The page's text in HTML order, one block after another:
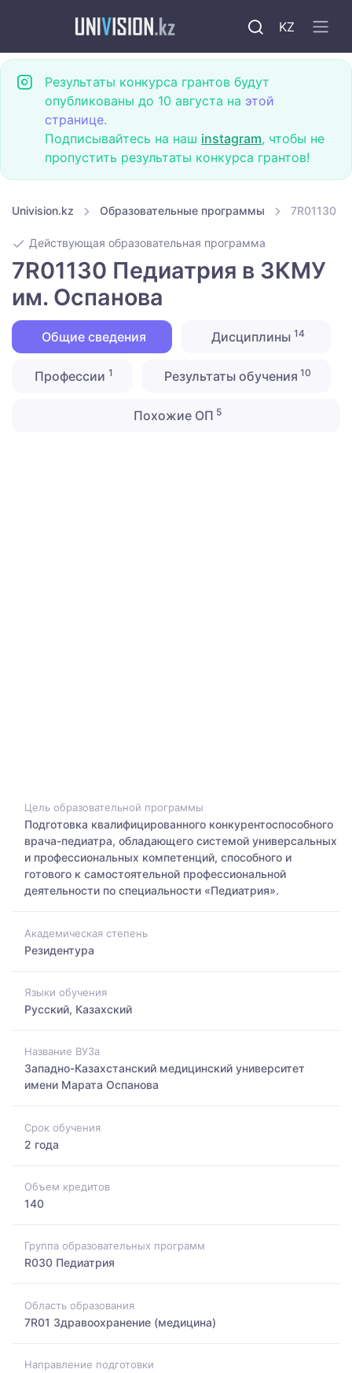
KZ
Результаты конкурса грантов будут
опубликованы до 10 августа на этой
странице.
Подписывайтесь на наш instagram, чтобы не
пропустить результаты конкурса грантов!
Univision.kz Образовательные программы 7R01130
Действующая образовательная программа
7R01130 Педиатрия в ЗКМУ
им. Оспанова
Общие сведения Дисциплины 14
Профессии 1 Результаты обучения 10
Похожие ОП 5
Цель образовательной программы
Подготовка квалифицированного конкурентоспособного
врача-педиатра, обладающего системой универсальных
и профессиональных компетенций, способного и
готового к самостоятельной профессиональной
деятельности по специальности «Педиатрия».
Академическая степень
Резидентура
Языки обучения
Русский, Казахский
Название ВУЗа
Западно-Казахстанский медицинский университет
имени Марата Оспанова
Срок обучения
2 года
Объем кредитов
140
Группа образовательных программ
R030 Педиатрия
Область образования
7R01 Здравоохранение (медицина)
Направление подготовки